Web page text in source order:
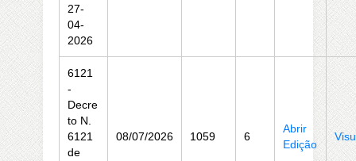
27-
04-
2026
6121
-
Decre
to N.
6121
de
08/07/2026 1059 6
Abrir
Edição